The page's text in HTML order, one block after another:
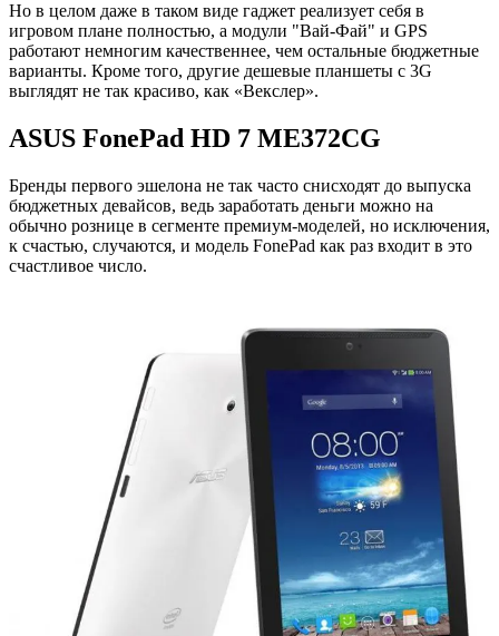
Но в целом даже в таком виде гаджет реализует себя в
игровом плане полностью, а модули "Вай-Фай" и GPS
работают немногим качественнее, чем остальные бюджетные
варианты. Кроме того, другие дешевые планшеты с 3G
выглядят не так красиво, как «Векслер».
ASUS FonePad HD 7 ME372CG
Бренды первого эшелона не так часто снисходят до выпуска
бюджетных девайсов, ведь заработать деньги можно на
обычно рознице в сегменте премиум-моделей, но исключения,
к счастью, случаются, и модель FonePad как раз входит в это
счастливое число.